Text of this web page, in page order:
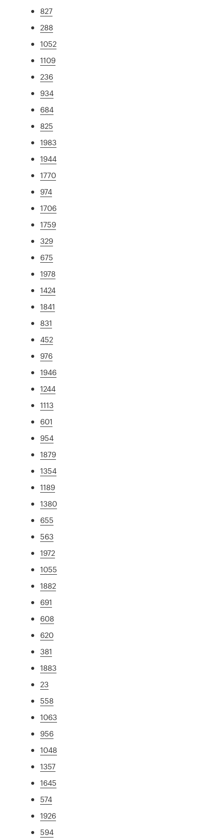
827
288
1052
1109
236
934
684
825
1983
1944
1770
974
1706
1759
329
675
1978
1424
1841
831
452
976
1946
1244
1113
601
954
1879
1354
1189
1380
655
563
1972
1055
1882
691
608
620
381
1883
23
558
1063
956
1048
1357
1645
574
1926
594